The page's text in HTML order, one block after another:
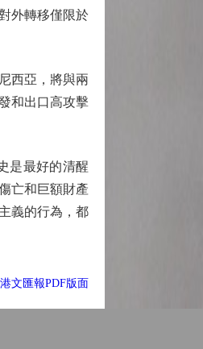
外轉移僅限於
西亞，將與兩
和出口高攻擊
是最好的清醒
亡和巨額財產
義的行為，都
文匯報PDF版面